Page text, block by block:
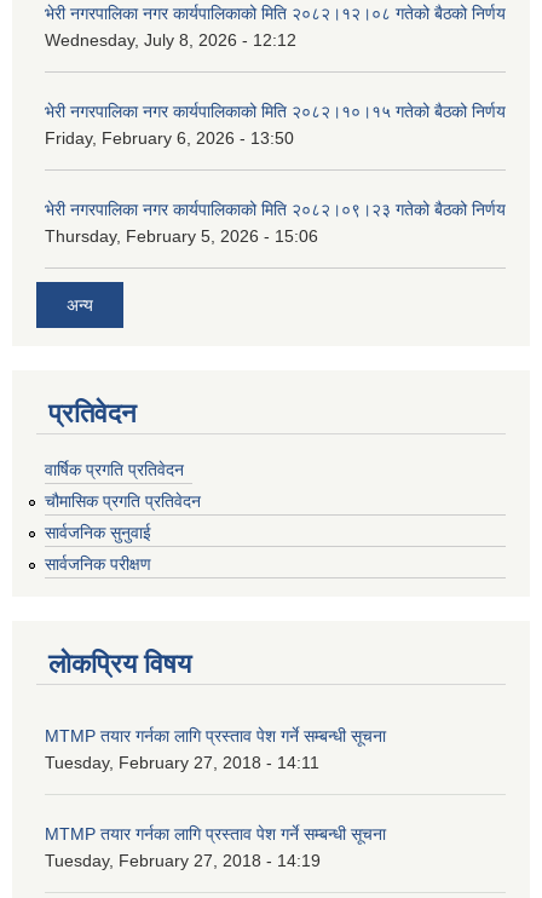
भेरी नगरपालिका नगर कार्यपालिकाको मिति २०८२।१२।०८ गतेको बैठको निर्णय
Wednesday, July 8, 2026 - 12:12
भेरी नगरपालिका नगर कार्यपालिकाको मिति २०८२।१०।१५ गतेको बैठको निर्णय
Friday, February 6, 2026 - 13:50
भेरी नगरपालिका नगर कार्यपालिकाको मिति २०८२।०९।२३ गतेको बैठको निर्णय
Thursday, February 5, 2026 - 15:06
अन्य
प्रतिवेदन
वार्षिक प्रगति प्रतिवेदन
चौमासिक प्रगति प्रतिवेदन
सार्वजनिक सुनुवाई
सार्वजनिक परीक्षण
लोकप्रिय विषय
MTMP तयार गर्नका लागि प्रस्ताव पेश गर्ने सम्बन्धी सूचना
Tuesday, February 27, 2018 - 14:11
MTMP तयार गर्नका लागि प्रस्ताव पेश गर्ने सम्बन्धी सूचना
Tuesday, February 27, 2018 - 14:19